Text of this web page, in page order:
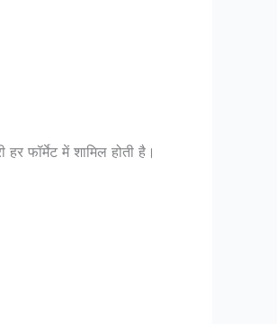
फॉर्मेट में शामिल होती है।